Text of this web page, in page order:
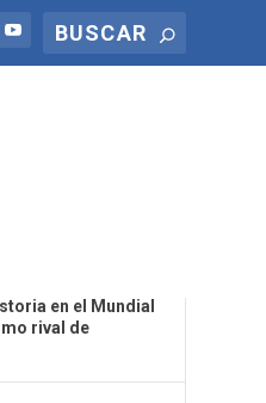
en el Mundial
rival de